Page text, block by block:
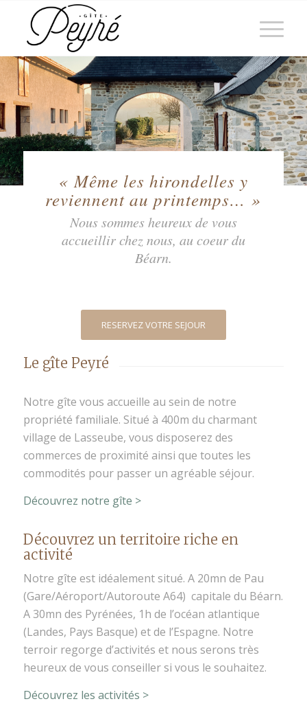
« Même les hirondelles y
reviennent au printemps… »
Nous sommes heureux de vous
accueillir chez nous, au coeur du
Béarn.
RESERVEZ VOTRE SEJOUR
Le gîte Peyré
Notre gîte vous accueille au sein de notre
propriété familiale. Situé à 400m du charmant
village de Lasseube, vous disposerez des
commerces de proximité ainsi que toutes les
commodités pour passer un agréable séjour.
Découvrez notre gîte >
Découvrez un territoire riche en
activité
Notre gîte est idéalement situé. A 20mn de Pau
(Gare/Aéroport/Autoroute A64) capitale du Béarn.
A 30mn des Pyrénées, 1h de l’océan atlantique
(Landes, Pays Basque) et de l’Espagne. Notre
terroir regorge d’activités et nous serons très
heureux de vous conseiller si vous le souhaitez.
Découvrez les activités >